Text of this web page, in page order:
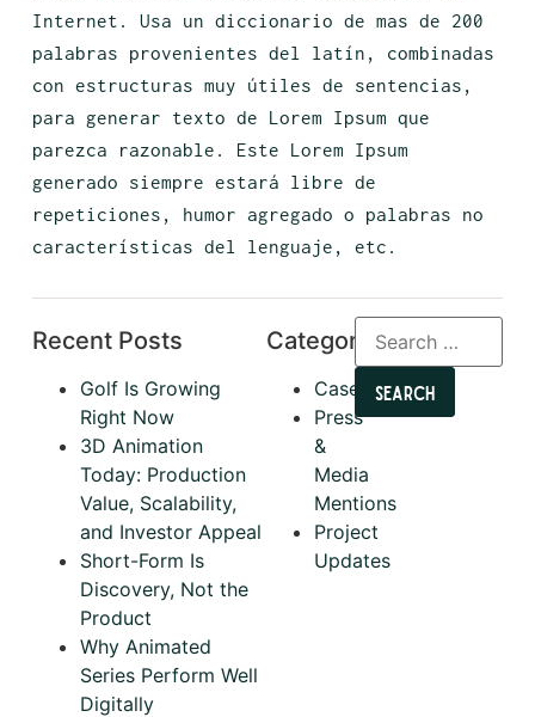
Internet. Usa un diccionario de mas de 200
palabras provenientes del latín, combinadas
con estructuras muy útiles de sentencias,
para generar texto de Lorem Ipsum que
parezca razonable. Este Lorem Ipsum
generado siempre estará libre de
repeticiones, humor agregado o palabras no
características del lenguaje, etc.
Recent Posts
Golf Is Growing
Right Now
3D Animation
Today: Production
Value, Scalability,
and Investor Appeal
Short-Form Is
Discovery, Not the
Product
Why Animated
Series Perform Well
Digitally
Categories
Cases
Press
&
Media
Mentions
Project
Updates